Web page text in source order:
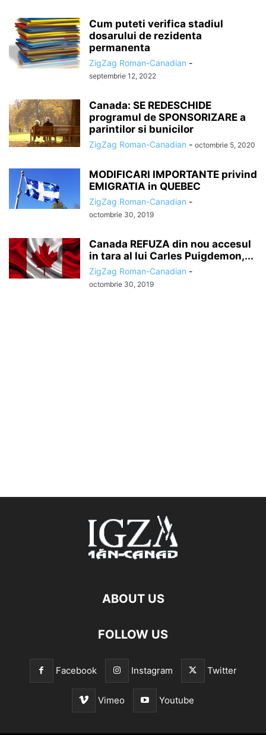
Cum puteti verifica stadiul
dosarului de rezidenta
permanenta
ZigZag Roman-Canadian -
septembrie 12, 2022
Canada: SE REDESCHIDE
programul de SPONSORIZARE a
parintilor si bunicilor
ZigZag Roman-Canadian - octombrie 5, 2020
MODIFICARI IMPORTANTE privind
EMIGRATIA in QUEBEC
ZigZag Roman-Canadian -
octombrie 30, 2019
Canada REFUZA din nou accesul
in tara al lui Carles Puigdemon,...
ZigZag Roman-Canadian -
octombrie 30, 2019
ABOUT US
FOLLOW US
Facebook Instagram Twitter
Vimeo Youtube